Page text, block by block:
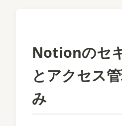
Notionのセ
とアクセス
み